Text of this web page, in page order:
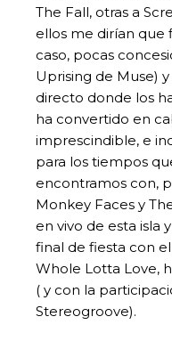
The Fall, otras a
ellos me dirían que
caso, pocas
Uprising de Muse)
directo donde los
ha convertido en
imprescindible, e
para los tiempos
encontramos con,
Monkey Faces y
en vivo de esta isla
final de fiesta con
Whole Lotta Love,
( y con la
Stereogroove).